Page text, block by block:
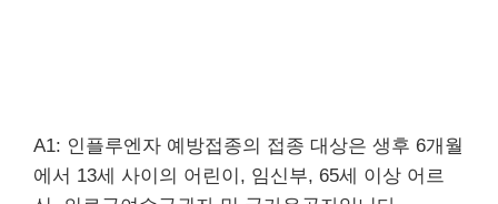
A1: 인플루엔자 예방접종의 접종 대상은 생후 6개월
에서 13세 사이의 어린이, 임신부, 65세 이상 어르